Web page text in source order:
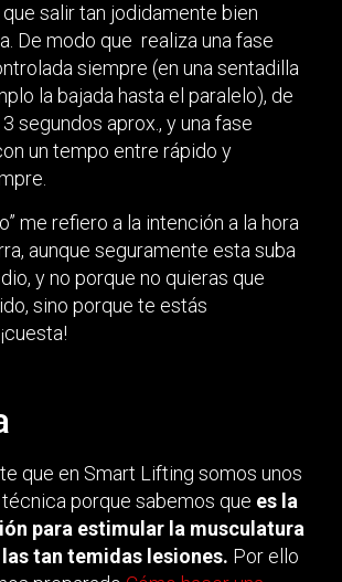
salir tan jodidamente bien
De modo que realiza una fase
siempre (en una sentadilla
la bajada hasta el paralelo), de
segundos aprox., y una fase
un tempo entre rápido y
me refiero a la intención a la hora
aunque seguramente esta suba
y no porque no quieras que
sino porque te estás
que en Smart Lifting somos unos
porque sabemos que es la
para estimular la musculatura
tan temidas lesiones. Por ello